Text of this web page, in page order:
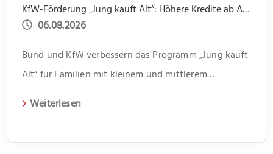
KfW-Förderung „Jung kauft Alt“: Höhere Kredite ab August 2026
06.08.2026
Bund und KfW verbessern das Programm „Jung kauft
Alt“ für Familien mit kleinem und mittlerem
Weiterlesen